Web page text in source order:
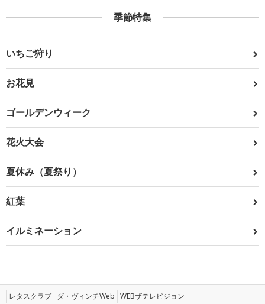
季節特集
いちご狩り
お花見
ゴールデンウィーク
花火大会
夏休み（夏祭り）
紅葉
イルミネーション
レタスクラブ ダ・ヴィンチWeb WEBザテレビジョン